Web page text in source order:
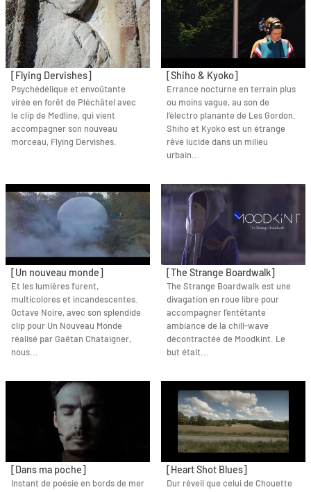
[Flying Dervishes]
Psychédélique et envoûtante
virée en forêt de Pléchâtel avec
le clip de Medline, qui vient
accompagner son nouveau
morceau, Flying Dervishes.
[Shiho & Kyoko]
Errance nocturne en terrain plus
ou moins vague, au son de
l’électro planante de Les Gordon.
Shiho et Kyoko est un étrange
rêve lucide dans un milieu
urbain...
[Un nouveau monde]
Et les lumières furent,
multicolores et incandescentes.
Octave Noire, avec son splendide
clip pour Un Nouveau Monde
réalisé par Gaëtan Chataigner,
nous...
[The Strange Boardwalk]
The Strange Boardwalk est une
divagation en roue libre pour
accompagner l’entêtante
ambiance de la chill-wave
décontractée de Moodkint. Le
but était...
[Dans ma poche]
Instant de poésie en bords de mer
[Heart Shot Blues]
Dur réveil que celui de Chouette